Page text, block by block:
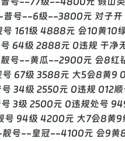
号--6级--3800元 对子开
161级 4888元 会10黄10
64级 2888元 0违规 干净
号--黄瓜--2900元 会8红
67级 3588元 大5会8黄9
34级 2550元 0违规 012顺
3级 2500元 0违规处号
94级 4200元 大7会8黄9
号--皇冠--4100元 会9黄8